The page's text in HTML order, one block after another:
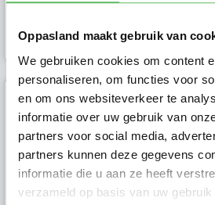
Oppasland maakt gebruik van
We gebruiken cookies om content
personaliseren, om functies voor
en om ons websiteverkeer te
informatie over uw gebruik van
partners voor social media,
partners kunnen deze gegevens
informatie die u aan ze heeft
verzameld op basis van uw
Prinsenbeek
Bloem
Ik ben Bloem
naar een
een bericht
hebt.